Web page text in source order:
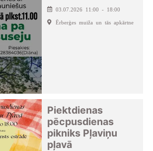
03.07.2026 11:00 - 18:00
Ērberģes muiža un tās apkārtne
Piektdienas
pēcpusdienas
pikniks Pļaviņu
pļavā